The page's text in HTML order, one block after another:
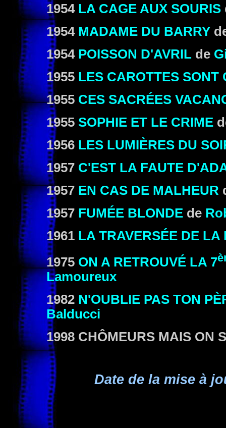
1954 LA CAGE AUX SOURIS
1954 MADAME DU BARRY
1954 POISSON D'AVRIL de
1955 LES CAROTTES SONT
1955 CES SACRÉES
1955 SOPHIE ET LE CRIME
1956 LES LUMIÈRES DU
1957 C'EST LA FAUTE
1957 EN CAS DE MALHEUR
1957 FUMÉE BLONDE de
1961 LA TRAVERSÉE DE LA
1975 ON A RETROUVÉ LA 7
Lamoureux
1982 N'OUBLIE PAS TON
Balducci
1998 CHÔMEURS MAIS ON
Date de la mise à